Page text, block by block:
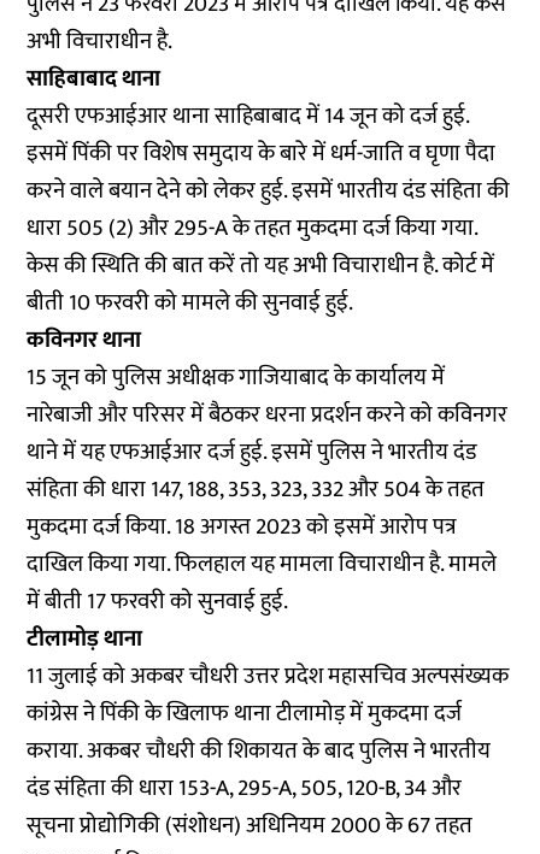
अभी विचाराधीन है.
साहिबाबाद थाना
दूसरी एफआईआर थाना साहिबाबाद में 14 जून को दर्ज हुई.
इसमें पिंकी पर विशेष समुदाय के बारे में धर्म-जाति व घृणा पैदा
करने वाले बयान देने को लेकर हुई. इसमें भारतीय दंड संहिता की
धारा 505 (2) और 295-A के तहत मुकदमा दर्ज किया गया.
केस की स्थिति की बात करें तो यह अभी विचाराधीन है. कोर्ट में
बीती 10 फरवरी को मामले की सुनवाई हुई.
कविनगर थाना
15 जून को पुलिस अधीक्षक गाजियाबाद के कार्यालय में
नारेबाजी और परिसर में बैठकर धरना प्रदर्शन करने को कविनगर
थाने में यह एफआईआर दर्ज हुई. इसमें पुलिस ने भारतीय दंड
संहिता की धारा 147, 188, 353, 323, 332 और 504 के तहत
मुकदमा दर्ज किया. 18 अगस्त 2023 को इसमें आरोप पत्र
दाखिल किया गया. फिलहाल यह मामला विचाराधीन है. मामले
में बीती 17 फरवरी को सुनवाई हुई.
टीलामोड़ थाना
11 जुलाई को अकबर चौधरी उत्तर प्रदेश महासचिव अल्पसंख्यक
कांग्रेस ने पिंकी के खिलाफ थाना टीलामोड़ में मुकदमा दर्ज
कराया. अकबर चौधरी की शिकायत के बाद पुलिस ने भारतीय
दंड संहिता की धारा 153-A, 295-A, 505, 120-B, 34 और
सूचना प्रोद्योगिकी (संशोधन) अधिनियम 2000 के 67 तहत